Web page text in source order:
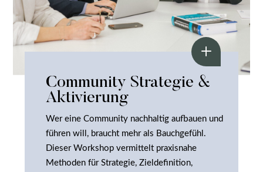
Community Strategie &
Aktivierung
Wer eine Community nachhaltig aufbauen und
führen will, braucht mehr als Bauchgefühl.
Dieser Workshop vermittelt praxisnahe
Methoden für Strategie, Zieldefinition,